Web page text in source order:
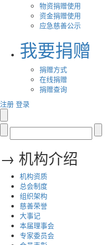
物资捐赠使用
资金捐赠使用
应急慈善公示
我要捐赠
捐赠方式
在线捐赠
捐赠查询
注册 登录
→ 机构介绍
机构资质
总会制度
组织架构
慈善荣誉
大事记
本届理事会
专家委员会